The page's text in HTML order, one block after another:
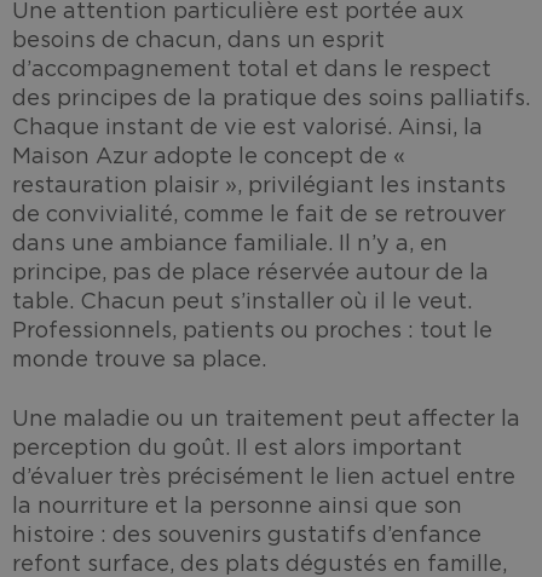
Une attention particulière est portée aux
besoins de chacun, dans un esprit
d’accompagnement total et dans le respect
des principes de la pratique des soins palliatifs.
Chaque instant de vie est valorisé. Ainsi, la
Maison Azur adopte le concept de «
restauration plaisir », privilégiant les instants
de convivialité, comme le fait de se retrouver
dans une ambiance familiale. Il n’y a, en
principe, pas de place réservée autour de la
table. Chacun peut s’installer où il le veut.
Professionnels, patients ou proches : tout le
monde trouve sa place.
Une maladie ou un traitement peut affecter la
perception du goût. Il est alors important
d’évaluer très précisément le lien actuel entre
la nourriture et la personne ainsi que son
histoire : des souvenirs gustatifs d’enfance
refont surface, des plats dégustés en famille,